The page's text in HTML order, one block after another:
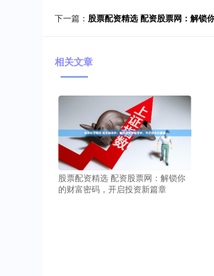
下一篇： 股票配资精选 配资股票网：解锁
相关文章
股票配资精选 配资股票网：解锁你
的财富密码，开启投资新篇章